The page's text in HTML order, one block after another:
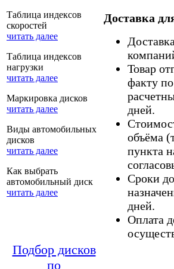
Таблица индексов
скоростей
читать далее
Таблица индексов
нагрузки
читать далее
Маркировка дисков
читать далее
Виды автомобильных
дисков
читать далее
Как выбрать
автомобильный диск
читать далее
Подбор дисков
по
Доставка
Товар
факту
дней.
объёма
пункта
Сроки
дней.
Оплата